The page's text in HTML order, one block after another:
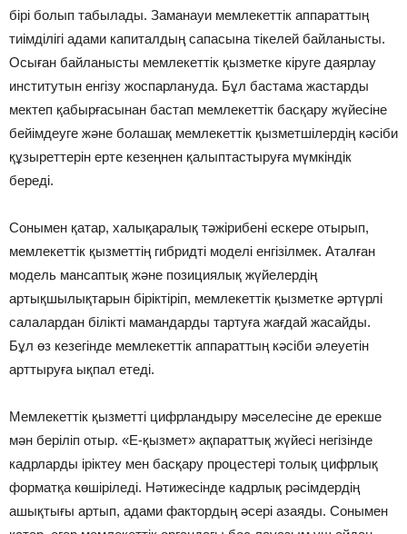
бірі болып табылады. Заманауи мемлекеттік аппараттың
тиімділігі адами капиталдың сапасына тікелей байланысты.
Осыған байланысты мемлекеттік қызметке кіруге даярлау
институтын енгізу жоспарлануда. Бұл бастама жастарды
мектеп қабырғасынан бастап мемлекеттік басқару жүйесіне
бейімдеуге және болашақ мемлекеттік қызметшілердің кәсіби
құзыреттерін ерте кезеңнен қалыптастыруға мүмкіндік
береді.
Сонымен қатар, халықаралық тәжірибені ескере отырып,
мемлекеттік қызметтің гибридті моделі енгізілмек. Аталған
модель мансаптық және позициялық жүйелердің
артықшылықтарын біріктіріп, мемлекеттік қызметке әртүрлі
салалардан білікті мамандарды тартуға жағдай жасайды.
Бұл өз кезегінде мемлекеттік аппараттың кәсіби әлеуетін
арттыруға ықпал етеді.
Мемлекеттік қызметті цифрландыру мәселесіне де ерекше
мән беріліп отыр. «Е-қызмет» ақпараттық жүйесі негізінде
кадрларды іріктеу мен басқару процестері толық цифрлық
форматқа көшіріледі. Нәтижесінде кадрлық рәсімдердің
ашықтығы артып, адами фактордың әсері азаяды. Сонымен